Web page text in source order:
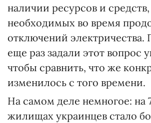
наличии ресурсов и средств,
необходимых во время
отключений
еще раз задали этот вопрос
чтобы сравнить, что же
изменилось с того времени.
На самом деле немногое: на
жилищах украинцев стало